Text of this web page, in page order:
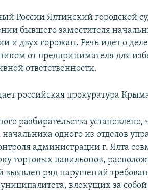
России Ялтинский городской
бывшего заместителя
и двух горожан. Речь идет о
от предпринимателя для
ответственности.
российская прокуратура
разбирательства
одного из отделов
администрации г. Ялта
торговых павильонов,
выявлен ряд нарушений
влекущих за